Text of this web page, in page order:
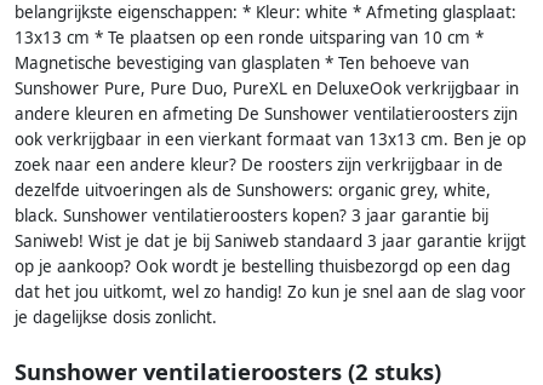
belangrijkste eigenschappen: * Kleur: white * Afmeting glasplaat:
13x13 cm * Te plaatsen op een ronde uitsparing van 10 cm *
Magnetische bevestiging van glasplaten * Ten behoeve van
Sunshower Pure, Pure Duo, PureXL en DeluxeOok verkrijgbaar in
andere kleuren en afmeting De Sunshower ventilatieroosters zijn
ook verkrijgbaar in een vierkant formaat van 13x13 cm. Ben je op
zoek naar een andere kleur? De roosters zijn verkrijgbaar in de
dezelfde uitvoeringen als de Sunshowers: organic grey, white,
black. Sunshower ventilatieroosters kopen? 3 jaar garantie bij
Saniweb! Wist je dat je bij Saniweb standaard 3 jaar garantie krijgt
op je aankoop? Ook wordt je bestelling thuisbezorgd op een dag
dat het jou uitkomt, wel zo handig! Zo kun je snel aan de slag voor
je dagelijkse dosis zonlicht.
Sunshower ventilatieroosters (2 stuks)